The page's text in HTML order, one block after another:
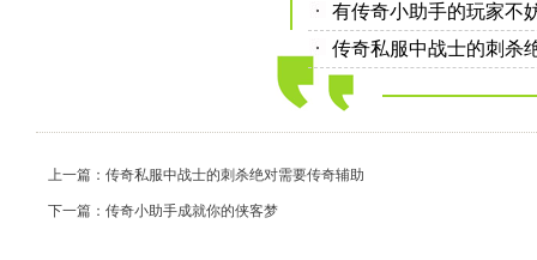
有传奇小助手的玩家不
传奇私服中战士的刺杀
上一篇：传奇私服中战士的刺杀绝对需要传奇辅助
下一篇：传奇小助手成就你的侠客梦